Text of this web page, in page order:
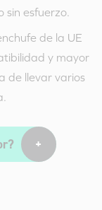
esfuerzo.
de la UE
y mayor
de llevar varios